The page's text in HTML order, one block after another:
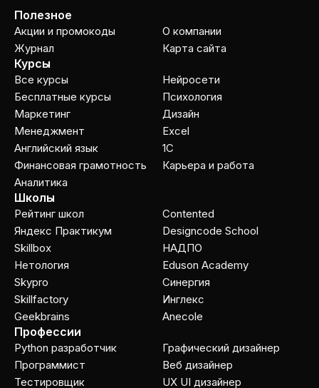
Полезное
Акции и промокоды
Журнал
О компании
Карта сайта
Курсы
Все курсы
Бесплатные курсы
Маркетинг
Менеджмент
Английский язык
Финансовая грамотность
Аналитика
Нейросети
Психология
Дизайн
Excel
1C
Карьера и работа
Школы
Рейтинг школ
Яндекс Практикум
Skillbox
Нетология
Skypro
Skillfactory
Geekbrains
Contented
Designcode School
НАДПО
Eduson Academy
Cинергия
Инглекс
Anecole
Профессии
Python разработчик
Программист
Тестировщик
Графический дизайнер
Веб дизайнер
UX UI дизайнер